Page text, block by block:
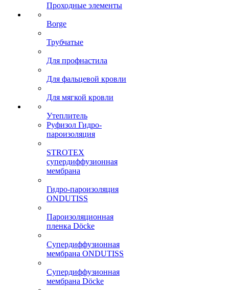
Проходные элементы
Borge
Трубчатые
Для профнастила
Для фальцевой кровли
Для мягкой кровли
Утеплитель
Руфизол Гидро-
пароизоляция
STROTEX
супердиффузионная
мембрана
Гидро-пароизоляция
ONDUTISS
Пароизоляционная
пленка Döcke
Супердиффузионная
мембрана ONDUTISS
Супердиффузионная
мембрана Döcke